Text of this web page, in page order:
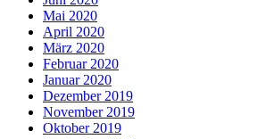
Mai 2020
April 2020
März 2020
Februar 2020
Januar 2020
Dezember 2019
November 2019
Oktober 2019